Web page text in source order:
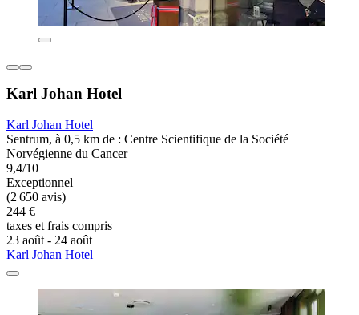
Karl Johan Hotel
Karl Johan Hotel
Sentrum, à 0,5 km de : Centre Scientifique de la Société
Norvégienne du Cancer
9,4/10
Exceptionnel
(2 650 avis)
244 €
taxes et frais compris
23 août - 24 août
Karl Johan Hotel